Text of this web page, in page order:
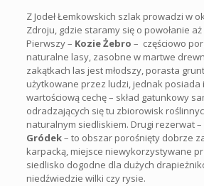
Z Jodeł Łemkowskich szlak prowadzi w
Zdroju, gdzie staramy się o powołanie
Pierwszy – Kozie Żebro – częściowo
naturalne lasy, zasobne w martwe
zakątkach las jest młodszy, porasta
użytkowane przez ludzi, jednak posiada
wartościową cechę – skład gatunkowy
odradzających się tu zbiorowisk
naturalnym siedliskiem. Drugi rezerwat –
Gródek– to obszar porośnięty dobrze
karpacką, miejsce niewykorzystywane
siedlisko dogodne dla dużych
niedźwiedzie wilki czy rysie.